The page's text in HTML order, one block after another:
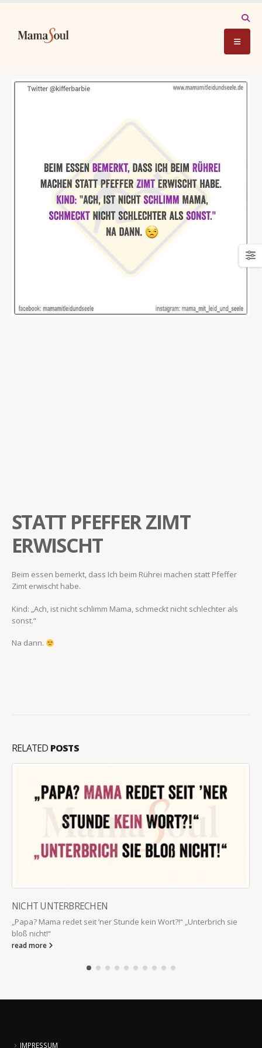
STATT PFEFFER ZIMT
ERWISCHT
Beim essen bemerkt, dass Ich beim Rührei machen statt Pfeffer
Zimt erwischt habe.
Kind: „Ach, ist nicht schlimm Mama, schmeckt nicht schlechter als
sonst.“
Na dann.
RELATED POSTS
NICHT UNTERBRECHEN
„Papa? Mama redet seit ’ner Stunde kein Wort?!“ „Unterbrich sie
bloß nicht!“
read more
IMPRESSUM